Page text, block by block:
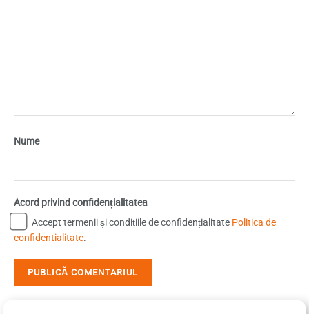
Nume
Acord privind confidențialitatea
Accept termenii și condițiile de confidențialitate Politica de
confidentialitate.